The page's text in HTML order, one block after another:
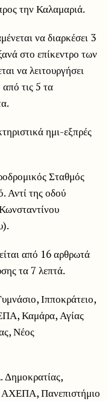
την Καλαμαριά.
να διαρκέσει 3
στο επίκεντρο των
να λειτουργήσει
τις 5 τα
ημι-εξπρές
Σταθμός
Αντί της οδού
από 16 αρθρωτά
τα 7 λεπτά.
Ιπποκράτειο,
Καμάρα, Αγίας
Νέος
ΑΧΕΠΑ, Πανεπιστήμιο